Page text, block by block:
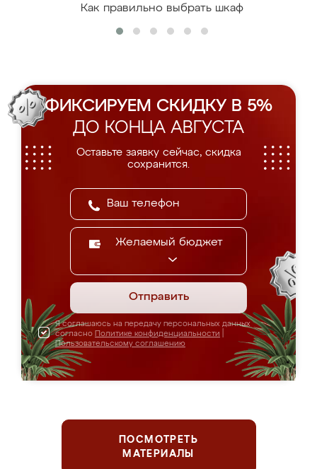
Как правильно выбрать шкаф
ФИКСИРУЕМ СКИДКУ В 5%
ДО КОНЦА АВГУСТА
Оставьте заявку сейчас, скидка
сохранится.
Желаемый бюджет
Отправить
Я соглашаюсь на передачу персональных данных
согласно Политике конфиденциальности
Пользовательскому соглашению
ПОСМОТРЕТЬ
МАТЕРИАЛЫ